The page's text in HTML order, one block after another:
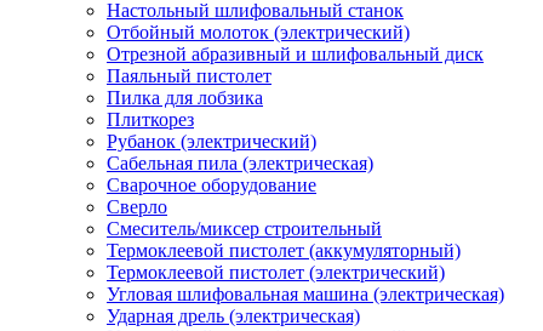
Настольный шлифовальный станок
Отбойный молоток (электрический)
Отрезной абразивный и шлифовальный диск
Паяльный пистолет
Пилка для лобзика
Плиткорез
Рубанок (электрический)
Сабельная пила (электрическая)
Сварочное оборудование
Сверло
Смеситель/миксер строительный
Термоклеевой пистолет (аккумуляторный)
Термоклеевой пистолет (электрический)
Угловая шлифовальная машина (электрическая)
Ударная дрель (электрическая)